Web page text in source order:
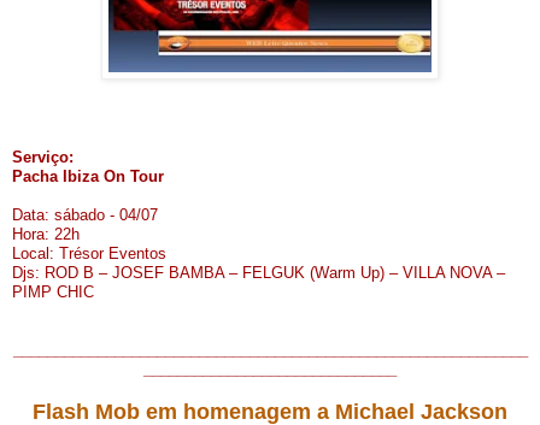
Serviço:
Pacha Ibiza On Tour
Data: sábado - 04/07
Hora: 22h
Local: Trésor Eventos
Djs: ROD B – JOSEF BAMBA – FELGUK (Warm Up) – VILLA NOVA –
PIMP CHIC
Flash Mob em homenagem a Michael Jackson